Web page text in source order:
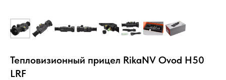
Тепловизионный прицел RikaNV Ovod H50
LRF